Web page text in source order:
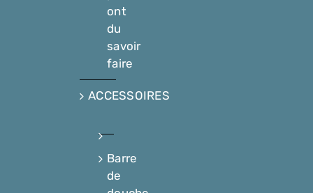
ont
du
savoir
faire
ACCESSOIRES
Barre
de